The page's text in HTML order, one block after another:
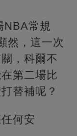
NBA常規
然，這一次
，科爾不
第二場比
替補呢？
何安